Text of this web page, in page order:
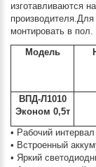
изготавливаются
монтировать в пол.
Модель
ВПД-Л1010
Эконом 0,5т
• Рабочий
• Встроенный
• Яркий